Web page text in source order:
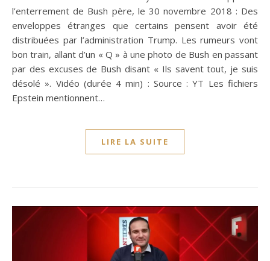
l’enterrement de Bush père, le 30 novembre 2018 : Des
enveloppes étranges que certains pensent avoir été
distribuées par l’administration Trump. Les rumeurs vont
bon train, allant d’un « Q » à une photo de Bush en passant
par des excuses de Bush disant « Ils savent tout, je suis
désolé ». Vidéo (durée 4 min) : Source : YT Les fichiers
Epstein mentionnent…
LIRE LA SUITE